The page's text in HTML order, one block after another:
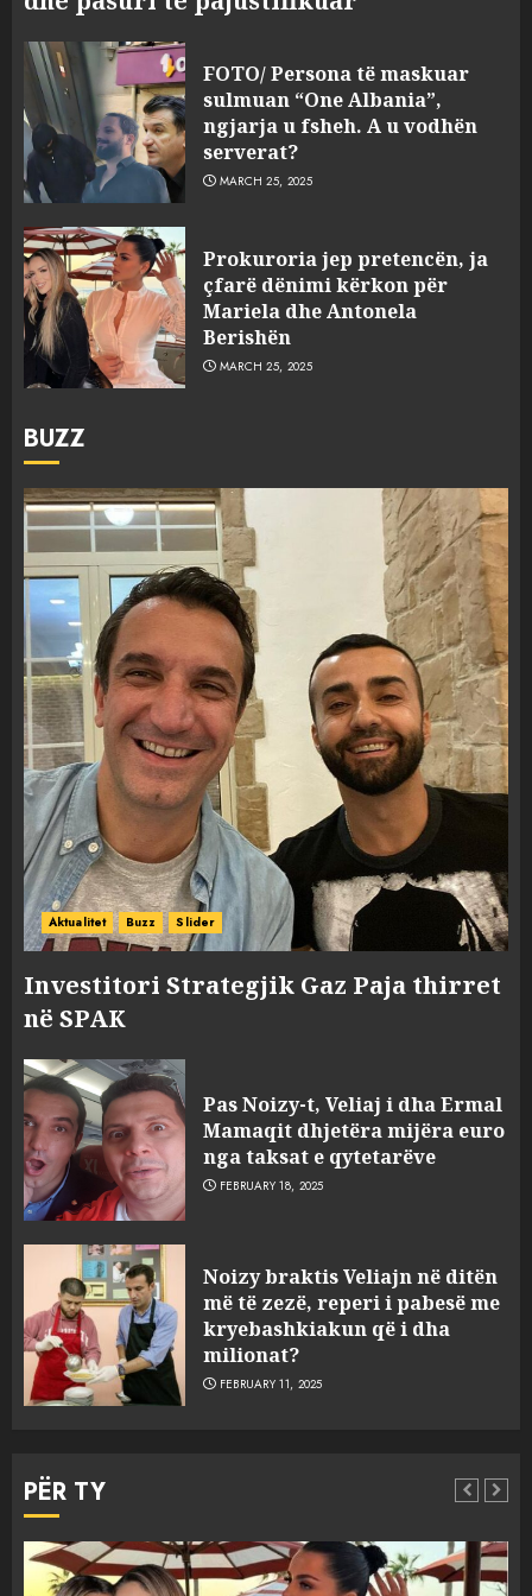
FOTO/ Persona të maskuar
sulmuan “One Albania”,
ngjarja u fsheh. A u vodhën
serverat?
MARCH 25, 2025
Prokuroria jep pretencën, ja
çfarë dënimi kërkon për
Mariela dhe Antonela
Berishën
MARCH 25, 2025
BUZZ
Aktualitet Buzz Slider
Investitori Strategjik Gaz Paja thirret
në SPAK
Pas Noizy-t, Veliaj i dha Ermal
Mamaqit dhjetëra mijëra euro
nga taksat e qytetarëve
FEBRUARY 18, 2025
Noizy braktis Veliajn në ditën
më të zezë, reperi i pabesë me
kryebashkiakun që i dha
milionat?
FEBRUARY 11, 2025
PËR TY
3
sulmuan “One Albania”,
ngjarja u fsheh. A u vodhën
serverat?
MARCH 25, 2025
4 MARCH 25, 2025